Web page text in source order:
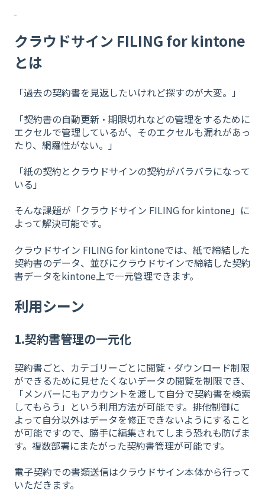
クラウドサイン FILING for kintone
とは
「過去の契約書を見返したいけれど探すのが大変。」
「契約書の自動更新・期限切れなどの管理をするために
エクセルで管理しているが、そのエクセルも漏れがあっ
たり、網羅性がない。」
「紙の契約とクラウドサインの契約がバラバラになって
いる」
そんな課題が「クラウドサイン FILING for kintone」に
よって解決可能です。
クラウドサイン FILING for kintoneでは、紙で締結した
契約書のデータ、並びにクラウドサインで締結した契約
書データをkintone上で一元管理できます。
利用シーン
1.契約書管理の一元化
契約書ごと、カテゴリーごとに閲覧・ダウンロード制限
ができるために見せたくないデータの閲覧を制限でき、
「メンバーにもアカウントを渡して自分で契約書を検索
してもらう」という利用方法が可能です。排他制御に
よって自分以外はデータを修正できないようにすること
が可能ですので、勝手に編集されてしまう恐れも防げま
す。複数部署にまたがった契約書管理が可能です。
電子契約での書類送信はクラウドサイン本体から行って
いただきます。